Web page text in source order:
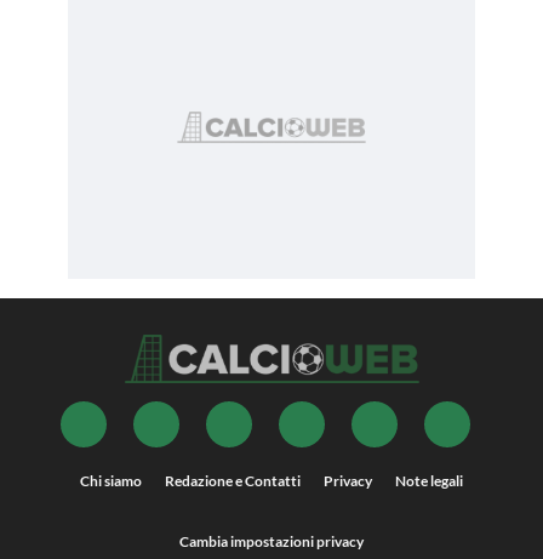
Chi siamo Redazione e Contatti Privacy Note legali
Cambia impostazioni privacy